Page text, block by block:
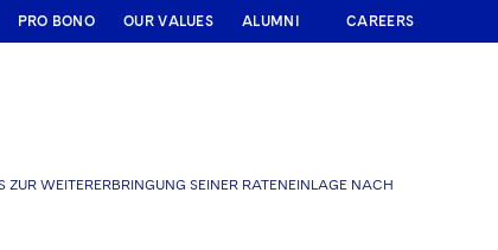
PRO BONO OUR VALUES ALUMNI CAREERS
WEITERERBRINGUNG SEINER RATENEINLAGE NACH